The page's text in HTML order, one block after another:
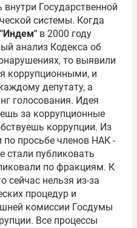
Государственной
системы. Когда
в 2000 году
анализ Кодекса об
то выявили
коррупционными, и
депутату, а
голосования. Идея
за коррупционные
коррупции. Из
по просьбе членов НАК -
стали публиковать
по фракциям. К
сейчас нельзя из-за
процедур и
комиссии Госдумы
Все процессы